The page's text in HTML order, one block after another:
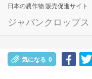
日本の農作物 販売促進サイト
ジャパンクロップス
気になる 0